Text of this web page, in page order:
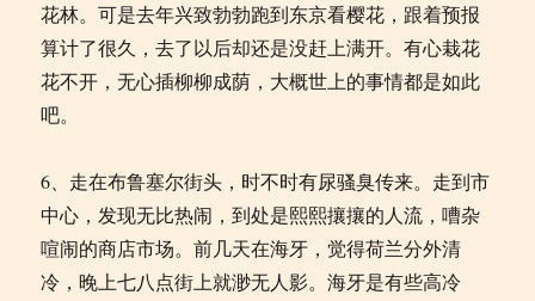
花林。可是去年兴致勃勃跑到东京看樱花，跟着预报
算计了很久，去了以后却还是没赶上满开。有心栽花
花不开，无心插柳柳成荫，大概世上的事情都是如此
吧。
6、走在布鲁塞尔街头，时不时有尿骚臭传来。走到市
中心，发现无比热闹，到处是熙熙攘攘的人流，嘈杂
喧闹的商店市场。前几天在海牙，觉得荷兰分外清
冷，晚上七八点街上就渺无人影。海牙是有些高冷